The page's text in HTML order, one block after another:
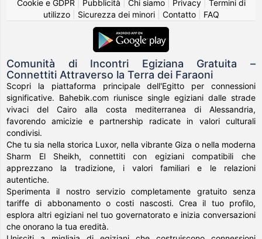
Cookie e GDPR
Pubblicità Chi siamo| Privacy| Termini di
utilizzo| Sicurezza dei minori| Contatto| FAQ
Comunità di Incontri Egiziana Gratuita –
Connettiti Attraverso la Terra dei Faraoni
Scopri la piattaforma principale dell'Egitto per connessioni
significative. Bahebik.com riunisce single egiziani dalle strade
vivaci del Cairo alla costa mediterranea di Alessandria,
favorendo amicizie e partnership radicate in valori culturali
condivisi.
Che tu sia nella storica Luxor, nella vibrante Giza o nella moderna
Sharm El Sheikh, connettiti con egiziani compatibili che
apprezzano la tradizione, i valori familiari e le relazioni
autentiche.
Sperimenta il nostro servizio completamente gratuito senza
tariffe di abbonamento o costi nascosti. Crea il tuo profilo,
esplora altri egiziani nel tuo governatorato e inizia conversazioni
che onorano la tua eredità.